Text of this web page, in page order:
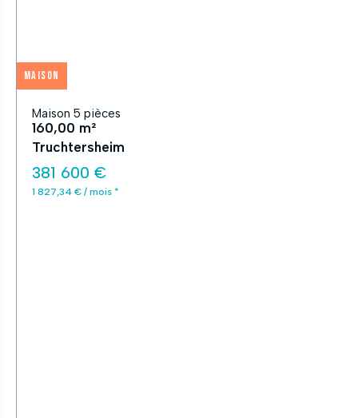
Maison
Maison 5 pièces
160,00 m²
Truchtersheim
381 600 €
1 827,34 € / mois *